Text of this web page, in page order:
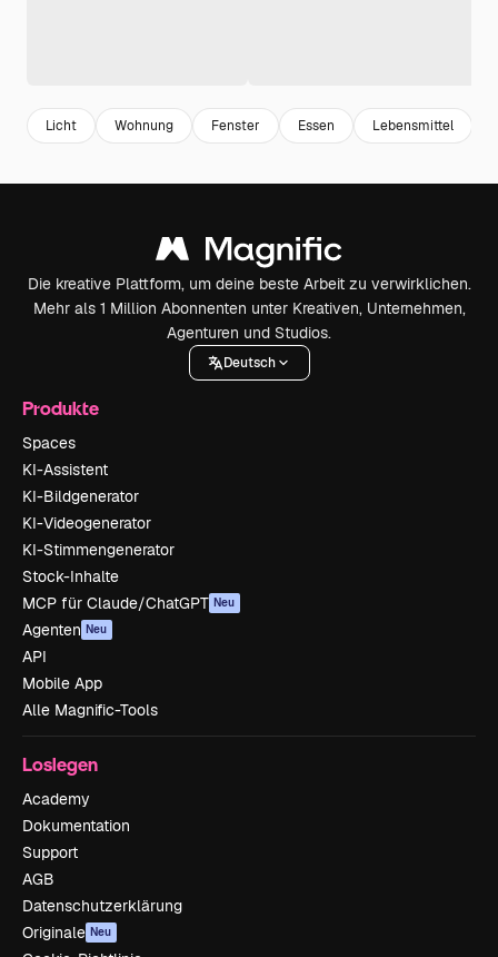
Licht Wohnung Fenster Essen Lebensmittel
Die kreative Plattform, um deine beste Arbeit zu verwirklichen.
Mehr als 1 Million Abonnenten unter Kreativen, Unternehmen,
Agenturen und Studios.
Deutsch
Produkte
Spaces
KI-Assistent
KI-Bildgenerator
KI-Videogenerator
KI-Stimmengenerator
Stock-Inhalte
MCP für Claude/ChatGPT Neu
Agenten Neu
API
Mobile App
Alle Magnific-Tools
Loslegen
Academy
Dokumentation
Support
AGB
Datenschutzerklärung
Originale Neu